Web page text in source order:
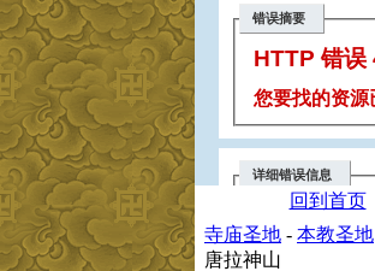
回到首页
寺庙圣地 - 本教圣地
唐拉神山